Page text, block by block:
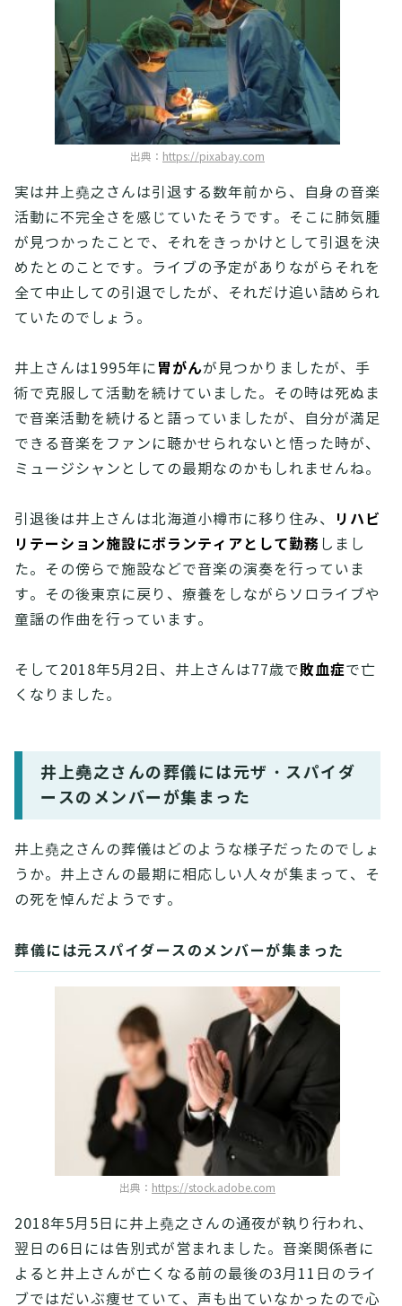
出典： https://pixabay.com
実は井上堯之さんは引退する数年前から、自身の音楽
活動に不完全さを感じていたそうです。そこに肺気腫
が見つかったことで、それをきっかけとして引退を決
めたとのことです。ライブの予定がありながらそれを
全て中止しての引退でしたが、それだけ追い詰められ
ていたのでしょう。
井上さんは1995年に 胃がんが見つかりましたが、手
術で克服して活動を続けていました。その時は死ぬま
で音楽活動を続けると語っていましたが、自分が満足
できる音楽をファンに聴かせられないと悟った時が、
ミュージシャンとしての最期なのかもしれませんね。
引退後は井上さんは北海道小樽市に移り住み、
リハビ
リテーション施設にボランティアとして勤務 しまし
た。その傍らで施設などで音楽の演奏を行っていま
す。その後東京に戻り、療養をしながらソロライブや
童謡の作曲を行っています。
そして2018年5月2日、井上さんは77歳で敗血症で亡
くなりました。
井上堯之さんの葬儀には元ザ・スパイダ
ースのメンバーが集まった
井上堯之さんの葬儀はどのような様子だったのでしょ
うか。井上さんの最期に相応しい人々が集まって、そ
の死を悼んだようです。
葬儀には元スパイダースのメンバーが集まった
出典： https://stock.adobe.com
2018年5月5日に井上堯之さんの通夜が執り行われ、
翌日の6日には告別式が営まれました。音楽関係者に
よると井上さんが亡くなる前の最後の3月11日のライ
ブではだいぶ痩せていて、声も出ていなかったので心